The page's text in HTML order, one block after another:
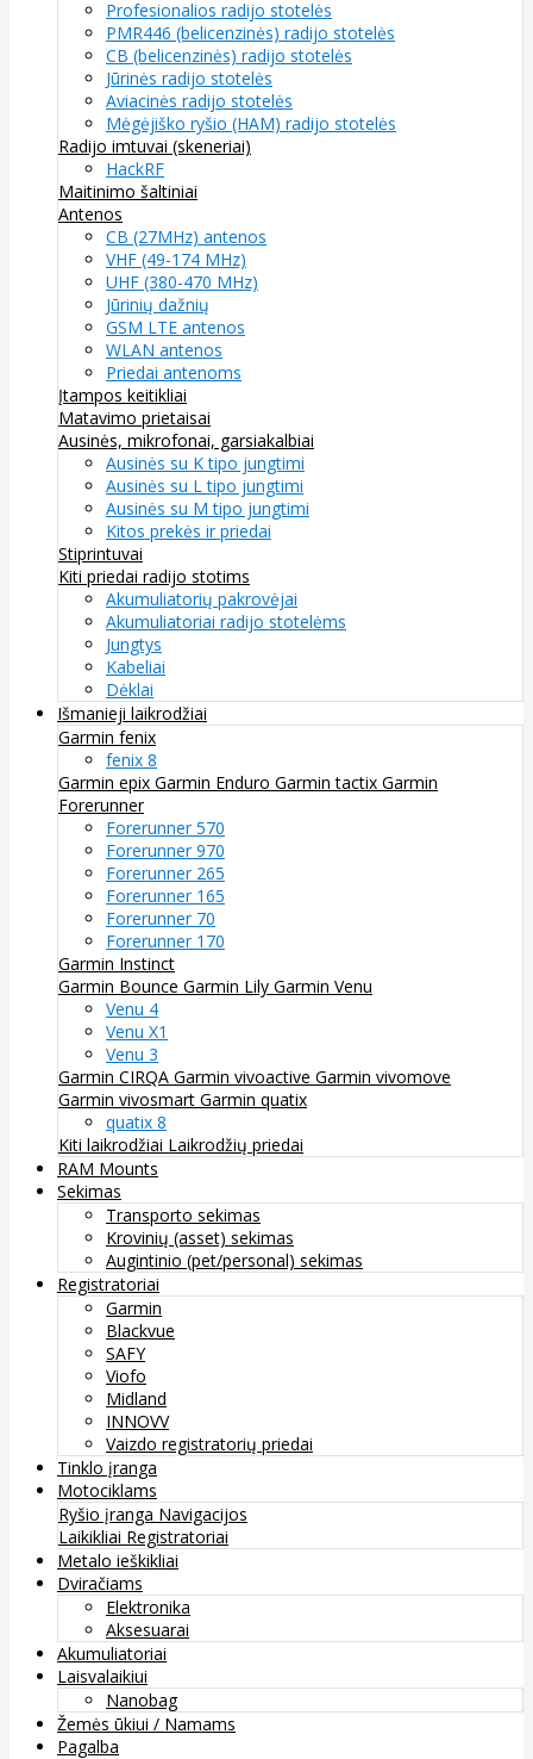
Profesionalios radijo stotelės
PMR446 (belicenzinės) radijo stotelės
CB (belicenzinės) radijo stotelės
Jūrinės radijo stotelės
Aviacinės radijo stotelės
Mėgėjiško ryšio (HAM) radijo stotelės
Radijo imtuvai (skeneriai)
HackRF
Maitinimo šaltiniai
Antenos
CB (27MHz) antenos
VHF (49-174 MHz)
UHF (380-470 MHz)
Jūrinių dažnių
GSM LTE antenos
WLAN antenos
Priedai antenoms
Įtampos keitikliai
Matavimo prietaisai
Ausinės, mikrofonai, garsiakalbiai
Ausinės su K tipo jungtimi
Ausinės su L tipo jungtimi
Ausinės su M tipo jungtimi
Kitos prekės ir priedai
Stiprintuvai
Kiti priedai radijo stotims
Akumuliatorių pakrovėjai
Akumuliatoriai radijo stotelėms
Jungtys
Kabeliai
Dėklai
Išmanieji laikrodžiai
Garmin fenix
fenix 8
Garmin epix Garmin Enduro Garmin tactix Garmin
Forerunner
Forerunner 570
Forerunner 970
Forerunner 265
Forerunner 165
Forerunner 70
Forerunner 170
Garmin Instinct
Garmin Bounce Garmin Lily Garmin Venu
Venu 4
Venu X1
Venu 3
Garmin CIRQA Garmin vivoactive Garmin vivomove
Garmin vivosmart Garmin quatix
quatix 8
Kiti laikrodžiai Laikrodžių priedai
RAM Mounts
Sekimas
Transporto sekimas
Krovinių (asset) sekimas
Augintinio (pet/personal) sekimas
Registratoriai
Garmin
Blackvue
SAFY
Viofo
Midland
INNOVV
Vaizdo registratorių priedai
Tinklo įranga
Motociklams
Ryšio įranga Navigacijos
Laikikliai Registratoriai
Metalo ieškikliai
Dviračiams
Elektronika
Aksesuarai
Akumuliatoriai
Laisvalaikiui
Nanobag
Žemės ūkiui / Namams
Pagalba